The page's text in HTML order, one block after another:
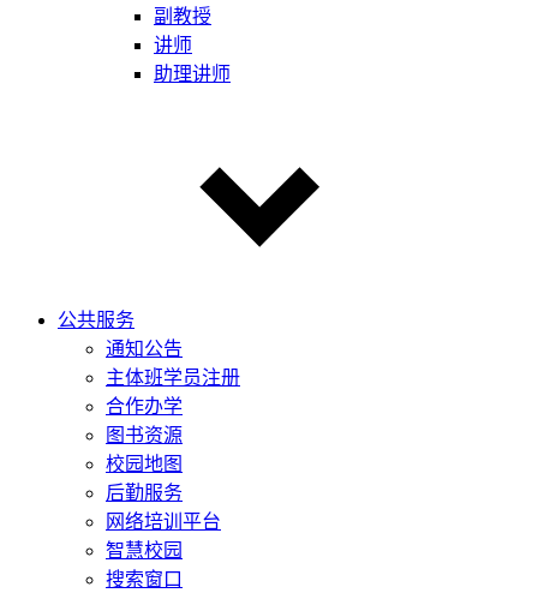
副教授
讲师
助理讲师
公共服务
通知公告
主体班学员注册
合作办学
图书资源
校园地图
后勤服务
网络培训平台
智慧校园
搜索窗口